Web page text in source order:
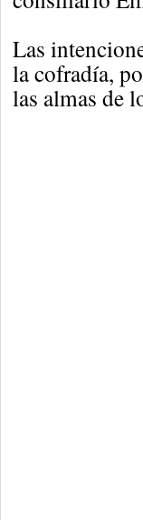
Las
la cofradía,
las almas de